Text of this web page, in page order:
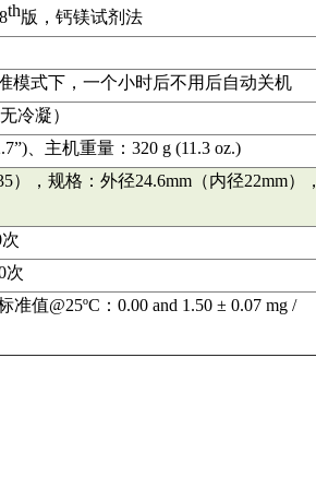
th版，钙镁试剂法
模式下，一个小时后不用后自动关机
冷凝）
、主机重量：320 g (11.3 oz.)
） ，规格：外径24.6mm （内径22mm），
次
值@25ºC：0.00 and 1.50 ± 0.07 mg /